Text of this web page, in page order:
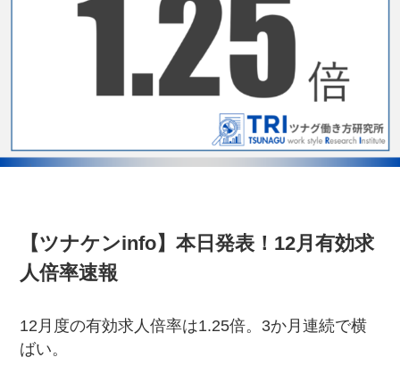
【ツナケンinfo】本日発表！12月有効求
人倍率速報
12月度の有効求人倍率は1.25倍。3か月連続で横
ばい。